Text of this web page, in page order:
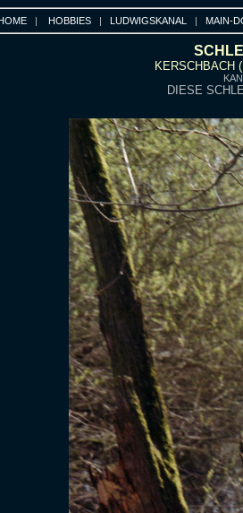
| HOBBIES | LUDWIGSKANAL | MAIN-
KERSCHBACH
DIESE